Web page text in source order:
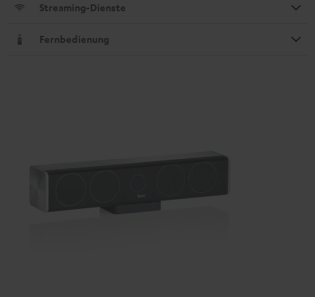
Streaming-Dienste
Fernbedienung